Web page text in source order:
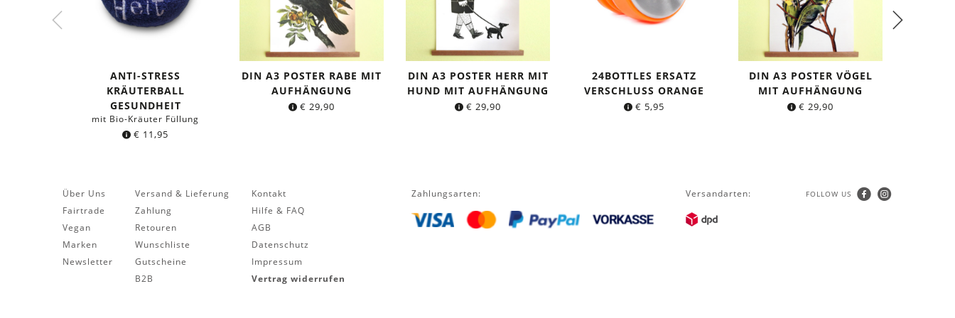
ANTI-STRESS
KRÄUTERBALL
GESUNDHEIT
mit Bio-Kräuter Füllung
€ 11,95
DIN A3 POSTER RABE MIT
AUFHÄNGUNG
€ 29,90
DIN A3 POSTER HERR MIT
HUND MIT AUFHÄNGUNG
€ 29,90
24BOTTLES ERSATZ
VERSCHLUSS ORANGE
€ 5,95
DIN A3 POSTER VÖGEL
MIT AUFHÄNGUNG
€ 29,90
Über Uns
Fairtrade
Vegan
Marken
Newsletter
Versand & Lieferung
Zahlung
Retouren
Wunschliste
Gutscheine
B2B
Kontakt
Hilfe & FAQ
AGB
Datenschutz
Impressum
Vertrag widerrufen
Zahlungsarten: Versandarten: FOLLOW US